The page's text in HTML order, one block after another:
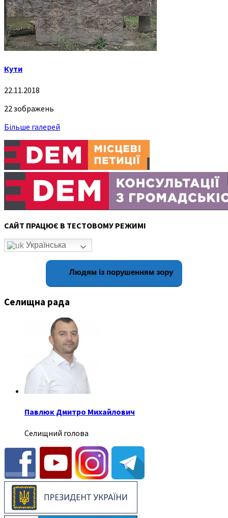
Кути
22.11.2018
22 зображень
Більше галерей
САЙТ ПРАЦЮЄ В ТЕСТОВОМУ РЕЖИМІ
Українська
Людям із порушенням зору
Селищна рада
Павлюк Дмитро Михайлович
Селищний голова